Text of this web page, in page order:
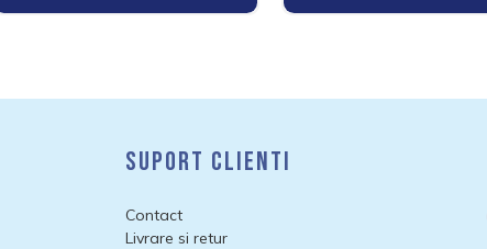
Suport clienti
Contact
Livrare si retur